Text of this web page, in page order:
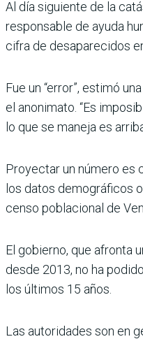
Al día siguiente de la
responsable de ayuda
cifra de desaparecidos
Fue un “error”, estimó
el anonimato. “Es
lo que se maneja es
Proyectar un número es
los datos demográficos
censo poblacional de
El gobierno, que afronta
desde 2013, no ha
los últimos 15 años.
Las autoridades son en